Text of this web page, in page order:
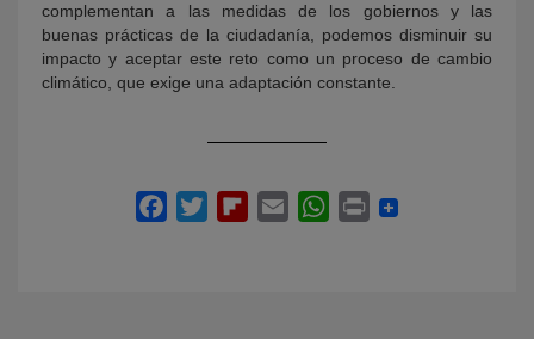
complementan a las medidas de los gobiernos y las
buenas prácticas de la ciudadanía, podemos disminuir su
impacto y aceptar este reto como un proceso de cambio
climático, que exige una adaptación constante.